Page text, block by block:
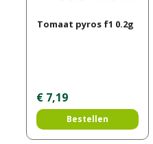
Tomaat pyros f1 0.2g
€ 7,19
Bestellen